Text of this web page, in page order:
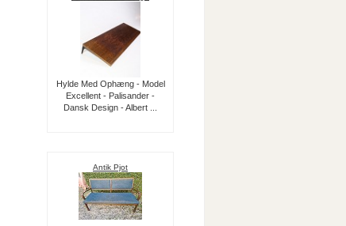
Hylde Med Ophæng - Model
Excellent - Palisander -
Dansk Design - Albert ...
Antik Pjot